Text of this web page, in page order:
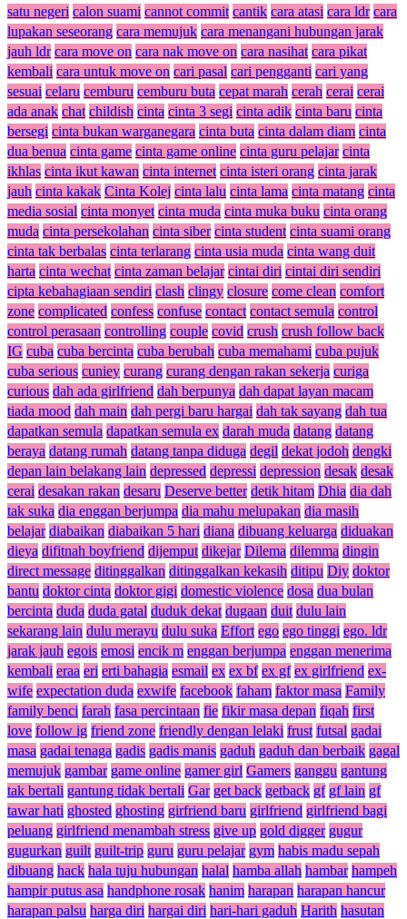
satu negeri calon suami cannot commit cantik cara atasi cara ldr cara
lupakan seseorang cara memujuk cara menangani hubungan jarak
jauh ldr cara move on cara nak move on cara nasihat cara pikat
kembali cara untuk move on cari pasal cari pengganti cari yang
sesuai celaru cemburu cemburu buta cepat marah cerah cerai cerai
ada anak chat childish cinta cinta 3 segi cinta adik cinta baru cinta
bersegi cinta bukan warganegara cinta buta cinta dalam diam cinta
dua benua cinta game cinta game online cinta guru pelajar cinta
ikhlas cinta ikut kawan cinta internet cinta isteri orang cinta jarak
jauh cinta kakak Cinta Kolej cinta lalu cinta lama cinta matang cinta
media sosial cinta monyet cinta muda cinta muka buku cinta orang
muda cinta persekolahan cinta siber cinta student cinta suami orang
cinta tak berbalas cinta terlarang cinta usia muda cinta wang duit
harta cinta wechat cinta zaman belajar cintai diri cintai diri sendiri
cipta kebahagiaan sendiri clash clingy closure come clean comfort
zone complicated confess confuse contact contact semula control
control perasaan controlling couple covid crush crush follow back
IG cuba cuba bercinta cuba berubah cuba memahami cuba pujuk
cuba serious cuniey curang curang dengan rakan sekerja curiga
curious dah ada girlfriend dah berpunya dah dapat layan macam
tiada mood dah main dah pergi baru hargai dah tak sayang dah tua
dapatkan semula dapatkan semula ex darah muda datang datang
beraya datang rumah datang tanpa diduga degil dekat jodoh dengki
depan lain belakang lain depressed depressi depression desak desak
cerai desakan rakan desaru Deserve better detik hitam Dhia dia dah
tak suka dia enggan berjumpa dia mahu melupakan dia masih
belajar diabaikan diabaikan 5 hari diana dibuang keluarga diduakan
dieya difitnah boyfriend dijemput dikejar Dilema dilemma dingin
direct message ditinggalkan ditinggalkan kekasih ditipu Diy doktor
bantu doktor cinta doktor gigi domestic violence dosa dua bulan
bercinta duda duda gatal duduk dekat dugaan duit dulu lain
sekarang lain dulu merayu dulu suka Effort ego ego tinggi ego. ldr
jarak jauh egois emosi encik m enggan berjumpa enggan menerima
kembali eraa eri erti bahagia esmail ex ex bf ex gf ex girlfriend ex-
wife expectation duda exwife facebook faham faktor masa Family
family benci farah fasa percintaan fie fikir masa depan fiqah first
love follow ig friend zone friendly dengan lelaki frust futsal gadai
masa gadai tenaga gadis gadis manis gaduh gaduh dan berbaik gagal
memujuk gambar game online gamer girl Gamers ganggu gantung
tak bertali gantung tidak bertali Gar get back getback gf gf lain gf
tawar hati ghosted ghosting girfriend baru girlfriend girlfriend bagi
peluang girlfriend menambah stress give up gold digger gugur
gugurkan guilt guilt-trip guru guru pelajar gym habis madu sepah
dibuang hack hala tuju hubungan halal hamba allah hambar hampeh
hampir putus asa handphone rosak hanim harapan harapan hancur
harapan palsu harga diri hargai diri hari-hari gaduh Harith hasutan